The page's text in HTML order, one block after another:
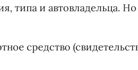
типа и автовладельца.
средство